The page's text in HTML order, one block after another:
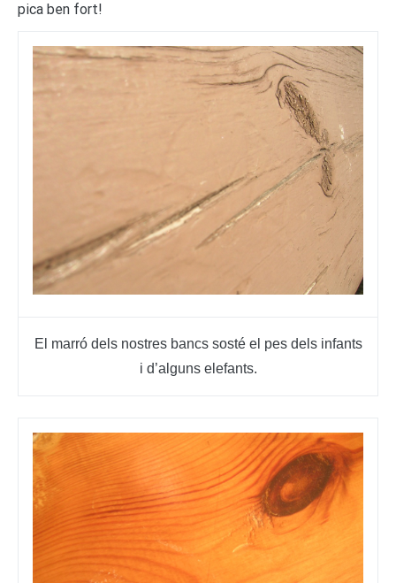
pica ben fort!
El marró dels nostres bancs sosté el pes dels infants
i d’alguns elefants.